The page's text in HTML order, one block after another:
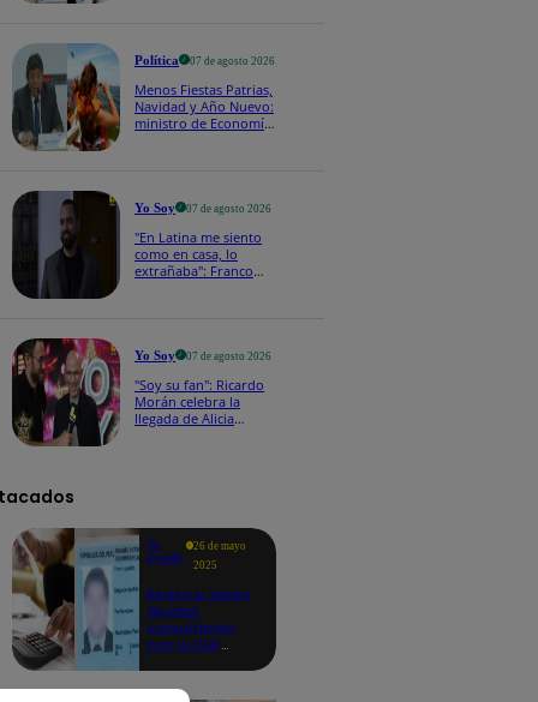
Política 07 de agosto 2026
Menos Fiestas Patrias,
Navidad y Año Nuevo:
ministro de Economía
Yo Soy 07 de agosto 2026
"En Latina me siento
como en casa, lo
extrañaba": Franco
Yo Soy 07 de agosto 2026
"Soy su fan": Ricardo
Morán celebra la
llegada de Alicia
Te
ayudo
26 de mayo
2025
Revisa si tienes
deudas
consultando
con tu DNI: